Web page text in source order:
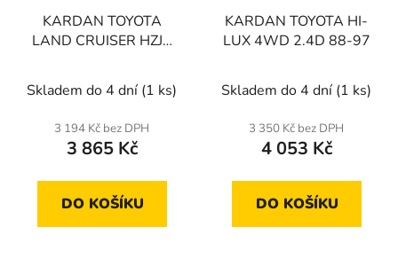
KARDAN TOYOTA
LAND CRUISER HZJ7
Skladem do 4 dní (1 ks)
3 194 Kč bez DPH
3 865 Kč
DO KOŠÍKU
KARDAN TOYOTA HI-
LUX 4WD 2.4D 88-97
Skladem do 4 dní (1 ks)
3 350 Kč bez DPH
4 053 Kč
DO KOŠÍKU